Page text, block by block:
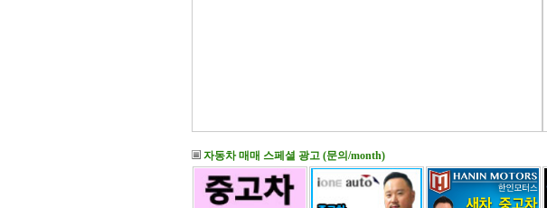
자동차 매매 스페셜 광고 (문의/month)